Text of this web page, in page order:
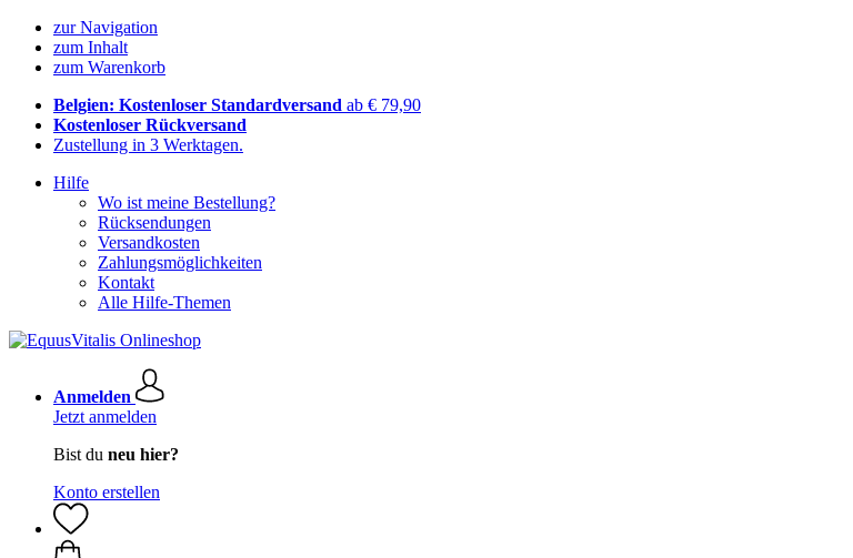
zur Navigation
zum Inhalt
zum Warenkorb
Belgien: Kostenloser Standardversand ab € 79,90
Kostenloser Rückversand
Zustellung in 3 Werktagen.
Hilfe
Wo ist meine Bestellung?
Rücksendungen
Versandkosten
Zahlungsmöglichkeiten
Kontakt
Alle Hilfe-Themen
Anmelden
Jetzt anmelden
Bist du neu hier?
Konto erstellen